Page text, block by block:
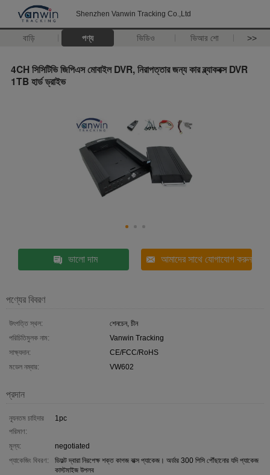
Shenzhen Vanwin Tracking Co.,Ltd
বাড়ি পণ্য ভিডিও ভিআর শো >>
4CH সিসিটিভি জিপিএস মোবাইল DVR, নিরাপত্তার জন্য কার ব্ল্যাকবক্স DVR
1TB হার্ড ড্রাইভ
ভালো দাম আমাদের সাথে যোগাযোগ করুন
পণ্যের বিবরণ
উৎপত্তি স্থল:
শেনচেন, চীন
পরিচিতিমুলক নাম:
Vanwin Tracking
সাক্ষ্যদান:
CE/FCC/RoHS
মডেল নম্বার:
VW602
প্রদান
ন্যূনতম চাহিদার
পরিমাণ:
1pc
মূল্য:
negotiated
প্যাকেজিং বিবরণ:
ডিফল্ট দ্বারা নিরপেক্ষ শক্ত কাগজ বাক্স প্যাকেজ। অর্ডার 300 পিসি পৌঁছানোর যদি প্যাকেজ
কাস্টমাইজ উপলব